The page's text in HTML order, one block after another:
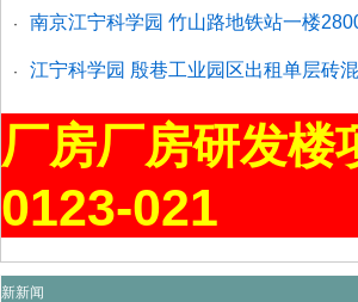
· 南京江宁科学园 竹山路地铁站一楼
· 江宁科学园 殷巷工业园区出租单层砖
厂房厂房研发楼
0123-021
新新闻